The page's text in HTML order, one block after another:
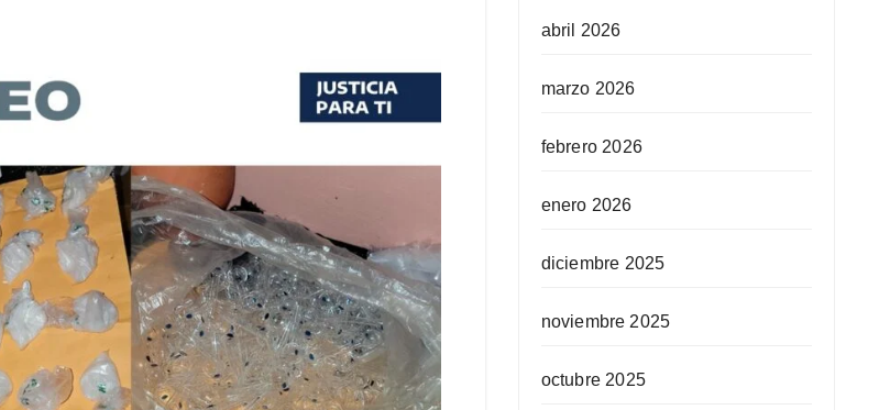
abril 2026
marzo 2026
febrero 2026
enero 2026
diciembre 2025
noviembre 2025
octubre 2025